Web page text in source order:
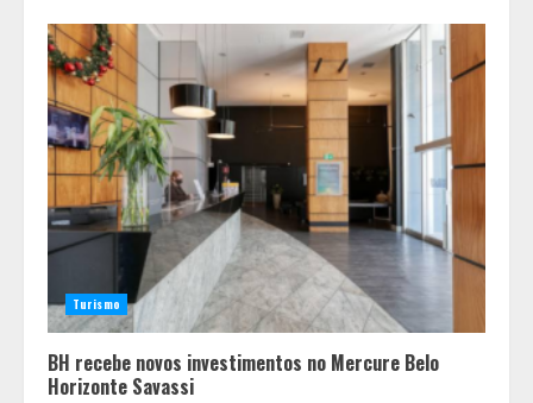
Turismo
BH recebe novos investimentos no Mercure Belo
Horizonte Savassi